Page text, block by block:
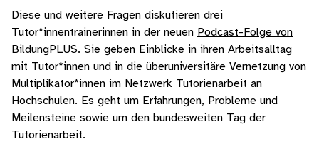
Diese und weitere Fragen diskutieren drei
Tutor*innentrainerinnen in der neuen Podcast-Folge von
BildungPLUS. Sie geben Einblicke in ihren Arbeitsalltag
mit Tutor*innen und in die überuniversitäre Vernetzung von
Multiplikator*innen im Netzwerk Tutorienarbeit an
Hochschulen. Es geht um Erfahrungen, Probleme und
Meilensteine sowie um den bundesweiten Tag der
Tutorienarbeit.